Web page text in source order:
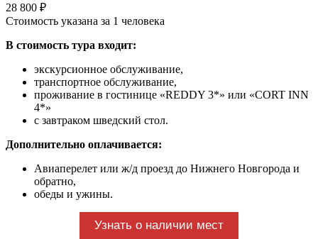
28 800 ₽
Стоимость указана за 1 человека
В стоимость тура входит:
экскурсионное обслуживание,
транспортное обслуживание,
проживание в гостинице «REDDY 3*» или «CORT INN
4*»
с завтраком шведский стол.
Дополнительно оплачивается:
Авиаперелет или ж/д проезд до Нижнего Новгорода и
обратно,
обеды и ужины.
Узнать о наличии мест